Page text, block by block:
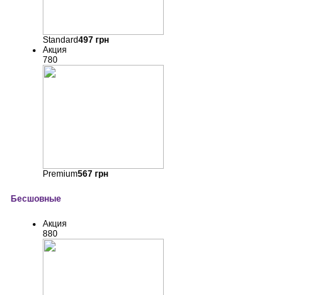
Standard497грн
Акция
780
Premium567грн
Бесшовные
Акция
880